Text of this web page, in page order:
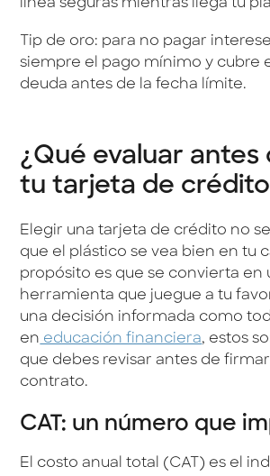
línea seguras mientras llega tu
Tip de oro: para no pagar
siempre el pago mínimo y cubre
deuda antes de la fecha límite.
¿Qué evaluar antes
tu tarjeta de
Elegir una tarjeta de crédito no
que el plástico se vea bien en tu
propósito es que se convierta en
herramienta que juegue a tu
una decisión informada como
en educación financiera, estos
que debes revisar antes de
contrato.
CAT: un número que
El costo anual total (CAT) es el